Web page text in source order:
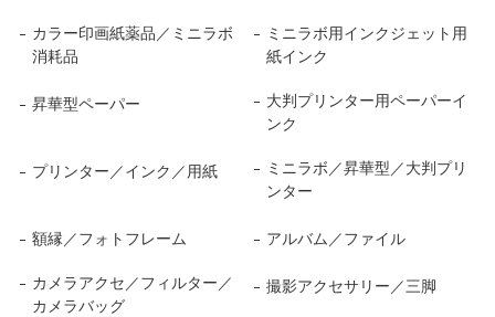
カラー印画紙薬品／ミニラボ
消耗品
ミニラボ用インクジェット用
紙インク
昇華型ペーパー
大判プリンター用ペーパーイ
ンク
プリンター／インク／用紙
ミニラボ／昇華型／大判プリ
ンター
額縁／フォトフレーム アルバム／ファイル
カメラアクセ／フィルター／
カメラバッグ
撮影アクセサリー／三脚